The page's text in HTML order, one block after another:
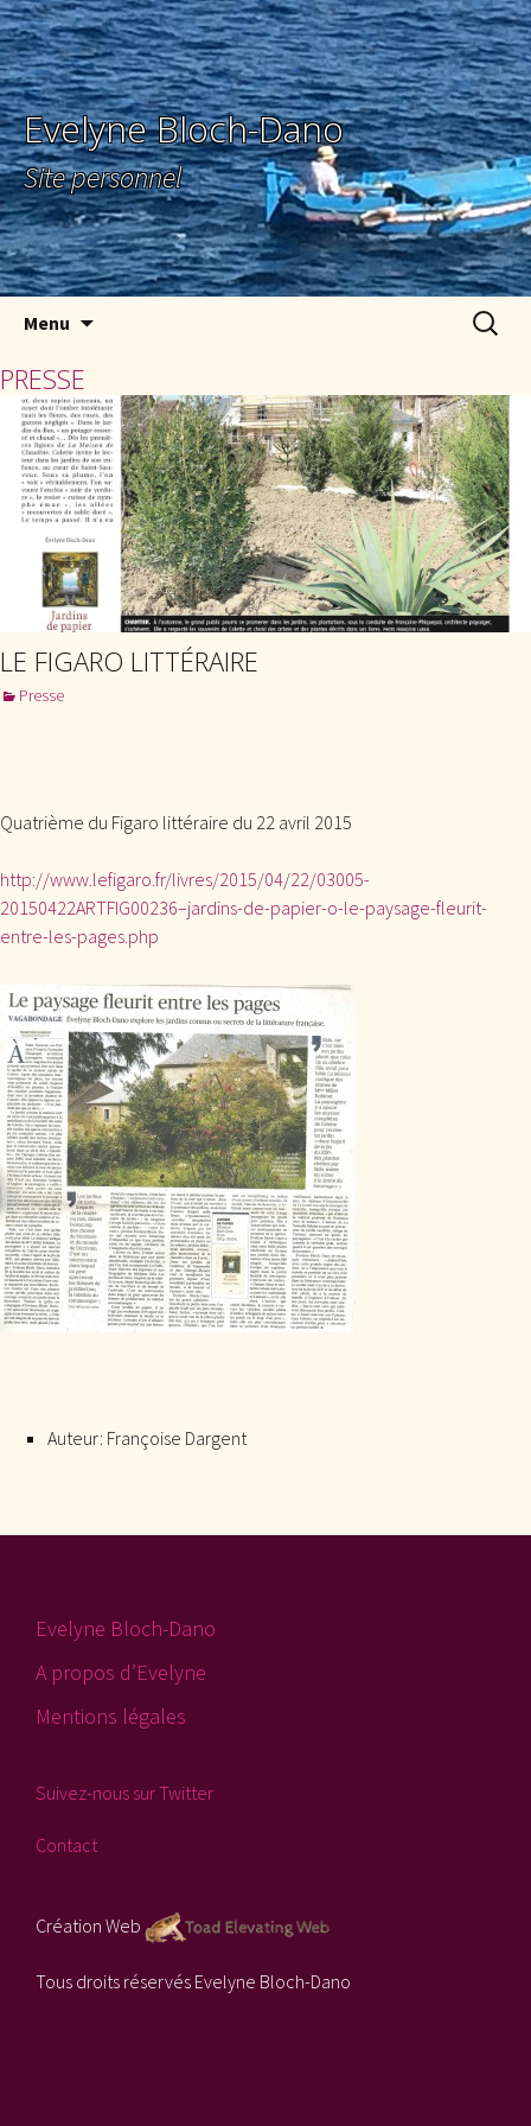
Evelyne Bloch-Dano
Site personnel
Menu
PRESSE
LE FIGARO LITTÉRAIRE
Presse
Quatrième du Figaro littéraire du 22 avril 2015
http://www.lefigaro.fr/livres/2015/04/22/03005-
20150422ARTFIG00236–jardins-de-papier-o-le-paysage-fleurit-
entre-les-pages.php
Auteur: Françoise Dargent
Evelyne Bloch-Dano
A propos d’Evelyne
Mentions légales
Suivez-nous sur Twitter
Contact
Création Web
Tous droits réservés Evelyne Bloch-Dano